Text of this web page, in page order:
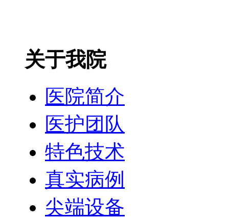
关于我院
医院简介
医护团队
特色技术
真实病例
尖端设备